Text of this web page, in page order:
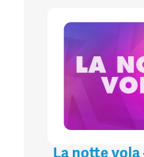
La notte vola